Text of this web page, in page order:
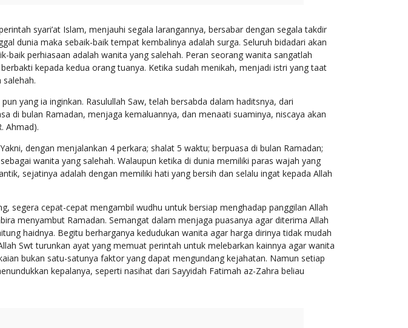
syari’at Islam, menjauhi segala larangannya, bersabar dengan segala takdir
dunia maka sebaik-baik tempat kembalinya adalah surga. Seluruh bidadari akan
perhiasaan adalah wanita yang salehah. Peran seorang wanita sangatlah
kepada kedua orang tuanya. Ketika sudah menikah, menjadi istri yang taat
yang ia inginkan. Rasulullah Saw, telah bersabda dalam haditsnya, dari
di bulan Ramadan, menjaga kemaluannya, dan menaati suaminya, niscaya akan
Ahmad).
dengan menjalankan 4 perkara; shalat 5 waktu; berpuasa di bulan Ramadan;
wanita yang salehah. Walaupun ketika di dunia memiliki paras wajah yang
sejatinya adalah dengan memiliki hati yang bersih dan selalu ingat kepada Allah
segera cepat-cepat mengambil wudhu untuk bersiap menghadap panggilan Allah
menyambut Ramadan. Semangat dalam menjaga puasanya agar diterima Allah
haidnya. Begitu berharganya kedudukan wanita agar harga dirinya tidak mudah
Swt turunkan ayat yang memuat perintah untuk melebarkan kainnya agar wanita
bukan satu-satunya faktor yang dapat mengundang kejahatan. Namun setiap
kepalanya, seperti nasihat dari Sayyidah Fatimah az-Zahra beliau